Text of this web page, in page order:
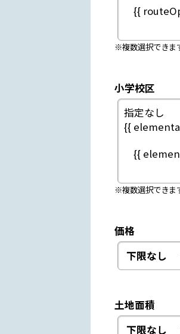
※複数選択できま
小学校区
※複数選択できま
価格
土地面積